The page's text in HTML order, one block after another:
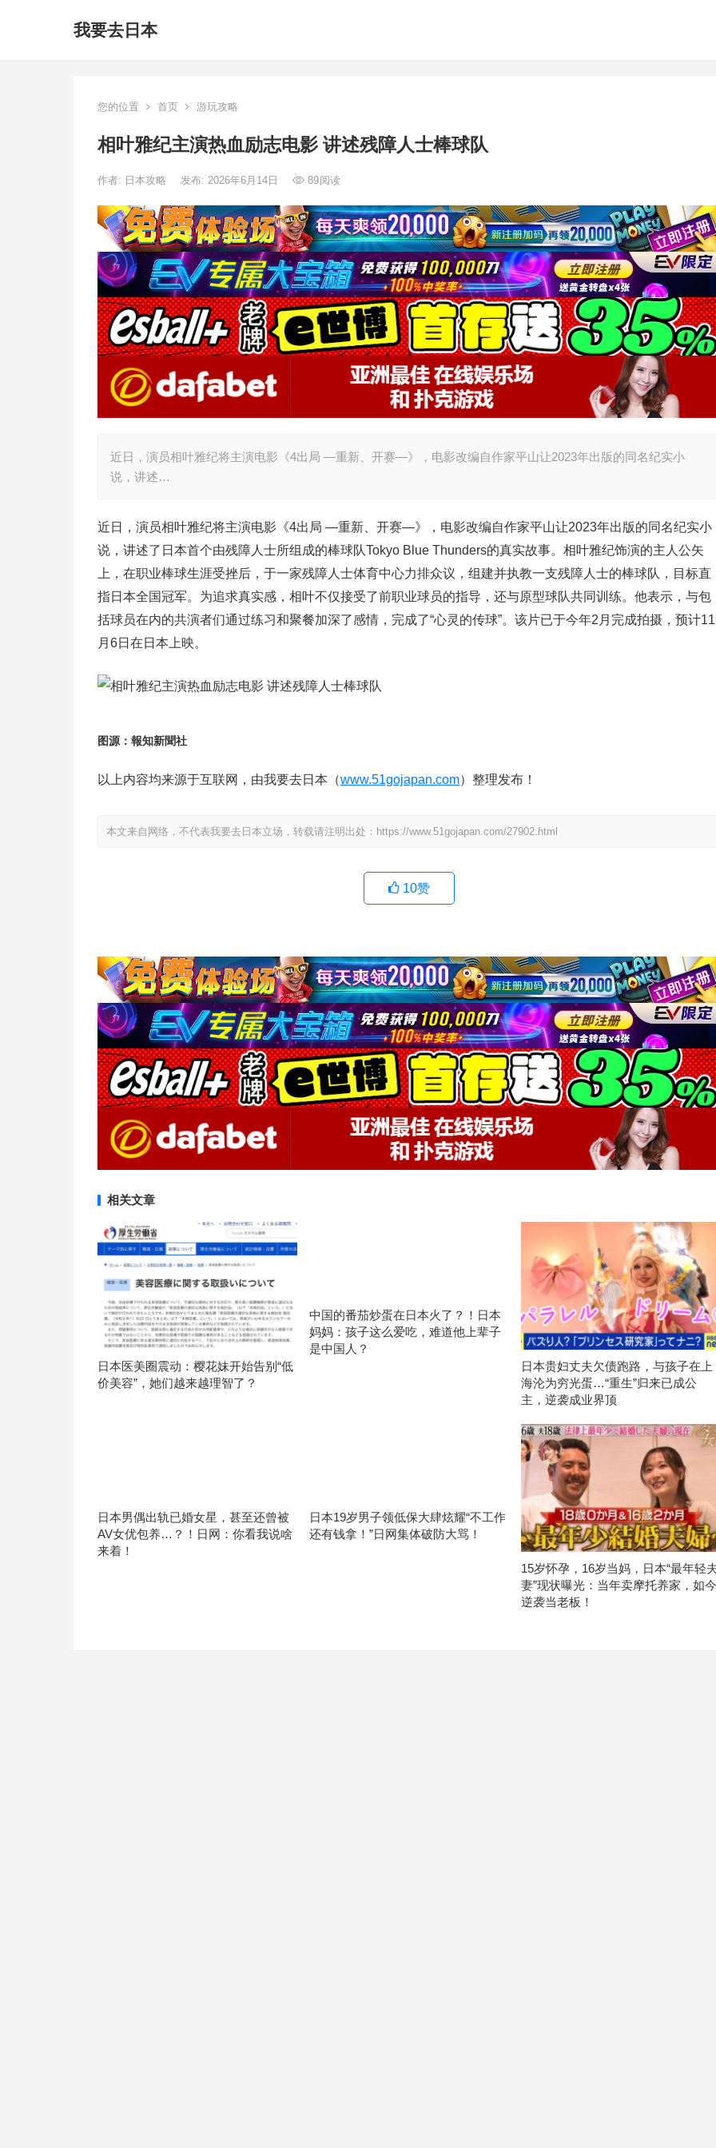
我要去日本
您的位置 首页 游玩攻略
相叶雅纪主演热血励志电影 讲述残障人士棒球队
作者: 日本攻略 发布: 2026年6月14日 89阅读
近日，演员相叶雅纪将主演电影《4出局 ―重新、开赛―》，电影改编自作家平山让2023年出版的同名纪实小
说，讲述…
近日，演员相叶雅纪将主演电影《4出局 ―重新、开赛―》，电影改编自作家平山让2023年出版的同名纪实小
说，讲述了日本首个由残障人士所组成的棒球队Tokyo Blue Thunders的真实故事。相叶雅纪饰演的主人公矢
上，在职业棒球生涯受挫后，于一家残障人士体育中心力排众议，组建并执教一支残障人士的棒球队，目标直
指日本全国冠军。为追求真实感，相叶不仅接受了前职业球员的指导，还与原型球队共同训练。他表示，与包
括球员在内的共演者们通过练习和聚餐加深了感情，完成了“心灵的传球”。该片已于今年2月完成拍摄，预计11
月6日在日本上映。
图源：報知新聞社
以上内容均来源于互联网，由我要去日本（www.51gojapan.com）整理发布！
本文来自网络，不代表我要去日本立场，转载请注明出处：https://www.51gojapan.com/27902.html
10赞
相关文章
日本医美圈震动：樱花妹开始告别“低
价美容”，她们越来越理智了？
中国的番茄炒蛋在日本火了？！日本
妈妈：孩子这么爱吃，难道他上辈子
是中国人？
日本贵妇丈夫欠债跑路，与孩子在上
海沦为穷光蛋…“重生”归来已成公
主，逆袭成业界顶
日本男偶出轨已婚女星，甚至还曾被
AV女优包养…？！日网：你看我说啥
来着！
日本19岁男子领低保大肆炫耀“不工作
还有钱拿！”日网集体破防大骂！
15岁怀孕，16岁当妈，日本“最年轻
妻”现状曝光：当年卖摩托养家，如
逆袭当老板！